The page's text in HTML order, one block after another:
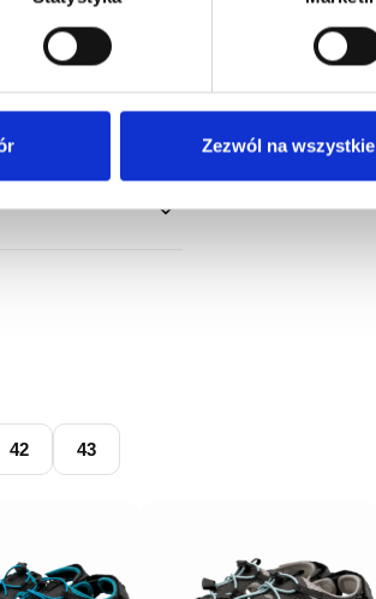
Zezwól na wszystkie
Wybierz
Łatwy zwrot
42 43